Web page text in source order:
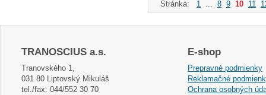
Stránka: 1 ... 8 9 10 11
TRANOSCIUS a.s.
Tranovského 1,
031 80 Liptovský Mikuláš
tel./fax: 044/552 30 70
E-shop
Prepravné podmienky
Reklamačné
Ochrana osobných